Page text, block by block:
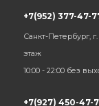
+7(952) 377-47-
Санкт-Петербург,
этаж
10:00 - 22:00 без
+7(927) 450-47-